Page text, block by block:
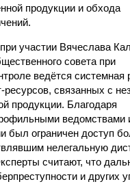
продукции и обхода
участии Вячеслава
совета при
ведётся системная
ресурсов, связанных с
продукции. Благодаря
ведомствами
был ограничен доступ
нелегальную
считают, что
и других